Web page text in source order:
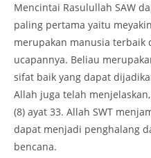
Mencintai Rasulullah SAW
paling pertama yaitu
merupakan manusia terbaik
ucapannya. Beliau
sifat baik yang dapat
Allah juga telah
(8) ayat 33. Allah SWT
dapat menjadi penghalang
bencana.